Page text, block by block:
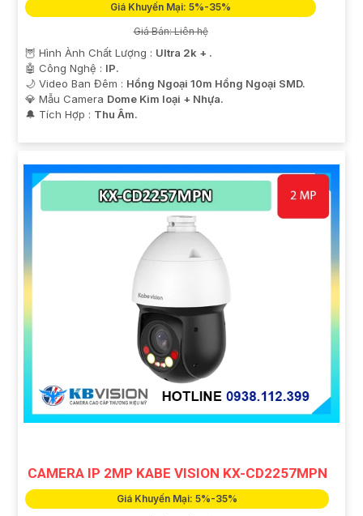
Giá Khuyến Mại: 5%-35%
Giá Bán: Liên hệ
🦉 Hình Ành Chất Lượng : Ultra 2k + .
🤖️ Công Nghệ : IP.
🌙 Video Ban Đêm : Hồng Ngoại 10m Hồng Ngoại SMD.
💎 Mẫu Camera Dome Kim loại + Nhựa.
️🔔 Tích Hợp : Thu Âm.
CAMERA IP 2MP KABE VISION KX-CD2257MPN
Giá Khuyến Mại: 5%-35%